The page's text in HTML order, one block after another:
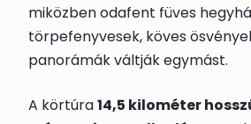
miközben odafent füves
törpefenyvesek, köves
panorámák váltják egymást.
A körtúra14,5 kilométer